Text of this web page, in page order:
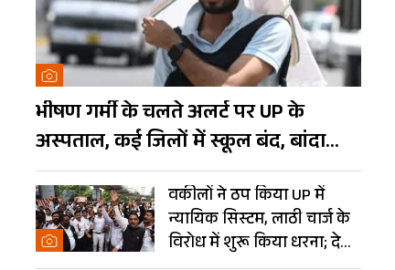
भीषण गर्मी के चलते अलर्ट पर UP के
अस्पताल, कई जिलों में स्कूल बंद, बांदा
दुनिया का तीसरा सबसे गर्म शहर
वकीलों ने ठप किया UP में
न्यायिक सिस्टम, लाठी चार्ज के
विरोध में शुरू किया धरना; देखें